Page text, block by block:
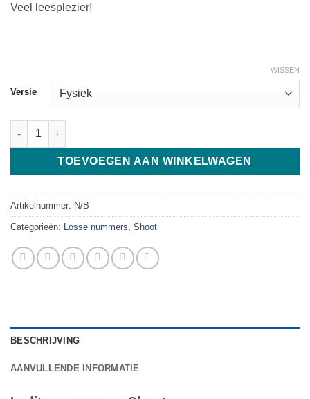
Veel leesplezier!
Versie
WISSEN
Shoot 127-128 aantal
TOEVOEGEN AAN WINKELWAGEN
Artikelnummer: N/B
Categorieën: Losse nummers, Shoot
BESCHRIJVING
AANVULLENDE INFORMATIE